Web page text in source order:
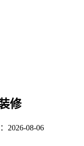
修
2026-08-06